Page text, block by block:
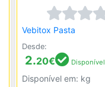
Vebitox Pasta
Desde:
2.20€ Disponível
Disponível em: kg